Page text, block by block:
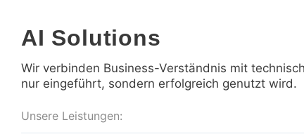
AI Solutions
Wir verbinden Business-Verständnis mit
nur eingeführt, sondern erfolgreich genutzt wird.
Unsere Leistungen: